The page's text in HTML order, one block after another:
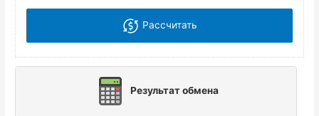
Рассчитать
Результат обмена